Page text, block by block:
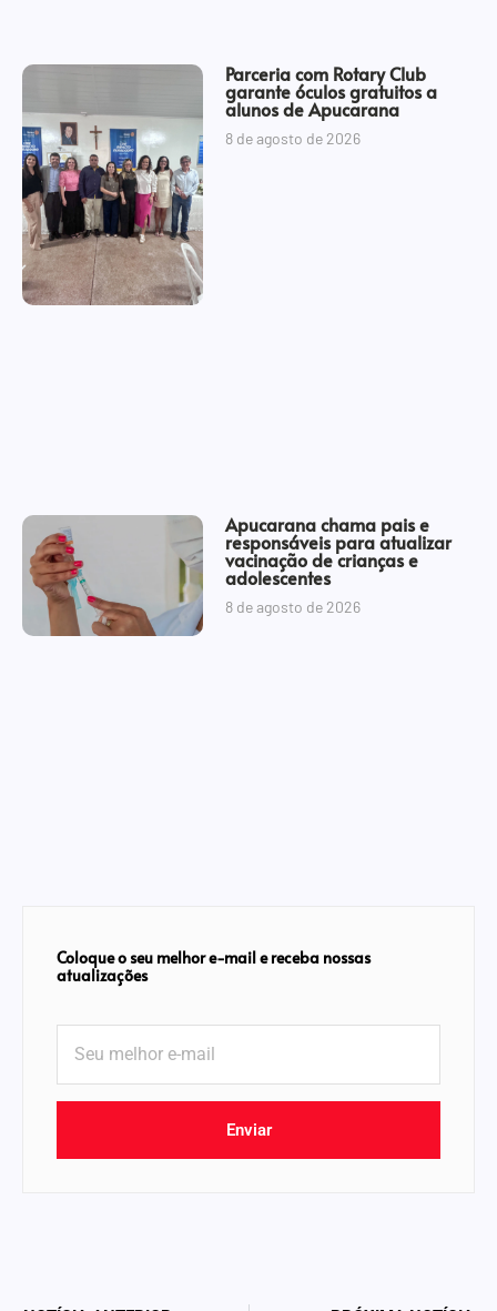
Parceria com Rotary Club
garante óculos gratuitos a
alunos de Apucarana
8 de agosto de 2026
Apucarana chama pais e
responsáveis para atualizar
vacinação de crianças e
adolescentes
8 de agosto de 2026
Coloque o seu melhor e-mail e receba nossas
atualizações
Enviar